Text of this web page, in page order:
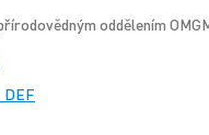
oddělením